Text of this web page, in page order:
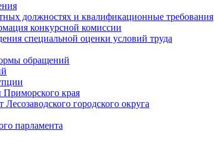
должностях и квалификационные требования
конкурсной комиссии
специальной оценки условий труда
обращений
края
городского округа
парламента